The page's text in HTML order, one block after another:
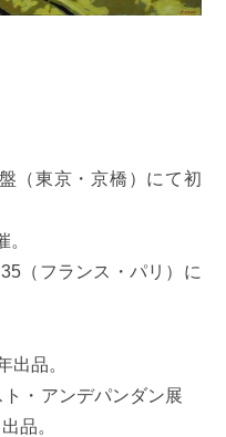
（東京・京橋）にて初
。
（フランス・パリ）に
品。
ト・アンデパンダン展
品。